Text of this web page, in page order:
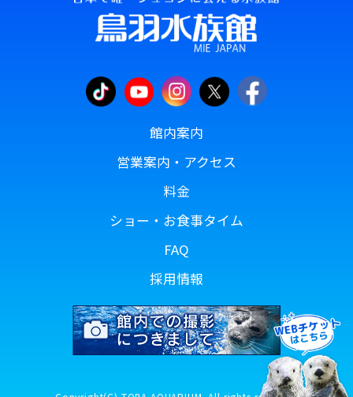
館内案内
営業案内・アクセス
料金
ショー・お食事タイム
FAQ
採用情報